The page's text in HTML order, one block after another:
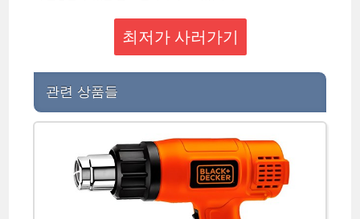
최저가 사러가기
관련 상품들